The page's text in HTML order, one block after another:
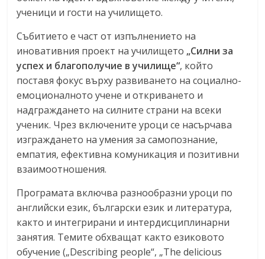
ученици и гости на училището.
Събитието е част от изпълнението на
иновативния проект на училището „Силни за
успех и благополучие в училище“, който
поставя фокус върху развиването на социално-
емоционалното учене и откриването и
надграждането на силните страни на всеки
ученик. Чрез включените уроци се насърчава
изграждането на умения за самопознание,
емпатия, ефективна комуникация и позитивни
взаимоотношения.
Програмата включва разнообразни уроци по
английски език, български език и литература,
както и интегрирани и интердисциплинарни
занятия. Темите обхващат както езиковото
обучение („Describing people“, „The delicious